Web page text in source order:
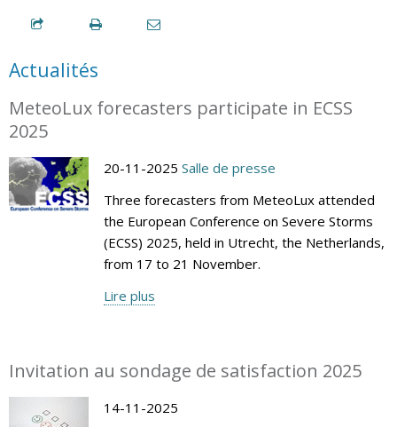
Actualités
MeteoLux forecasters participate in ECSS
2025
20-11-2025 Salle de presse
Three forecasters from MeteoLux attended
the European Conference on Severe Storms
(ECSS) 2025, held in Utrecht, the Netherlands,
from 17 to 21 November.
Lire plus
Invitation au sondage de satisfaction 2025
14-11-2025